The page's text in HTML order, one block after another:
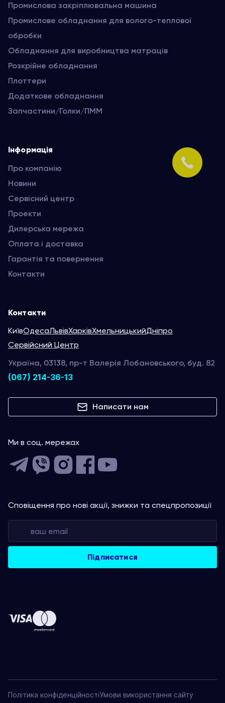
Промислова закріплювальна машина
Промислове обладнання для волого-теплової
обробки
Обладнання для виробництва матраців
Розкрійне обладнання
Плоттери
Додаткове обладнання
Запчастини/Голки/ПММ
Інформація
Про компанію
Новини
Сервісний центр
Проекти
Дилерська мережа
Оплата і доставка
Гарантія та повернення
Контакти
Контакти
КиївОдесаЛьвівХарківХмельницькийДніпро
Сервійсний Центр
Україна, 03138, пр-т Валерія Лобановського, буд. 82
(067) 214-36-13
Написати нам
Ми в соц. мережах
Сповіщення про нові акції, знижки та спецпропозиції
Політика конфіденційностіУмови використання сайту